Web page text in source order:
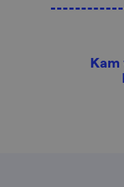
Kam